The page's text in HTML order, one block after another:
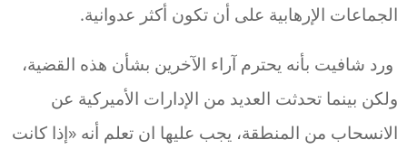
الجماعات الإرهابية على أن تكون أكثر عدوانية.
ورد شافيت بأنه يحترم آراء الآخرين بشأن هذه القضية،
ولكن بينما تحدثت العديد من الإدارات الأميركية عن
الانسحاب من المنطقة، يجب عليها ان تعلم أنه «إذا كانت